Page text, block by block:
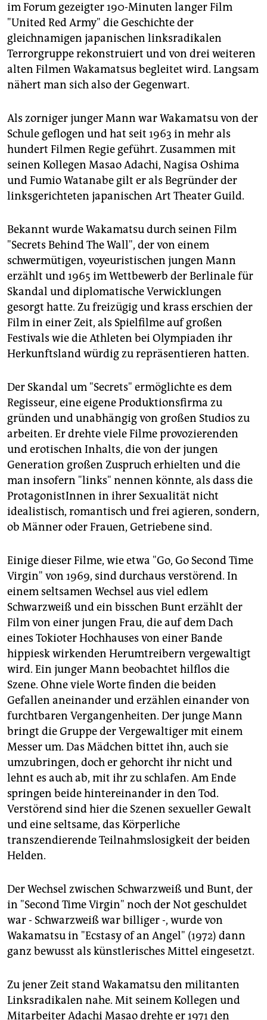
im Forum gezeigter 190-Minuten langer Film
"United Red Army" die Geschichte der
gleichnamigen japanischen linksradikalen
Terrorgruppe rekonstruiert und von drei weiteren
alten Filmen Wakamatsus begleitet wird. Langsam
nähert man sich also der Gegenwart.
Als zorniger junger Mann war Wakamatsu von der
Schule geflogen und hat seit 1963 in mehr als
hundert Filmen Regie geführt. Zusammen mit
seinen Kollegen Masao Adachi, Nagisa Oshima
und Fumio Watanabe gilt er als Begründer der
linksgerichteten japanischen Art Theater Guild.
Bekannt wurde Wakamatsu durch seinen Film
"Secrets Behind The Wall", der von einem
schwermütigen, voyeuristischen jungen Mann
erzählt und 1965 im Wettbewerb der Berlinale für
Skandal und diplomatische Verwicklungen
gesorgt hatte. Zu freizügig und krass erschien der
Film in einer Zeit, als Spielfilme auf großen
Festivals wie die Athleten bei Olympiaden ihr
Herkunftsland würdig zu repräsentieren hatten.
Der Skandal um "Secrets" ermöglichte es dem
Regisseur, eine eigene Produktionsfirma zu
gründen und unabhängig von großen Studios zu
arbeiten. Er drehte viele Filme provozierenden
und erotischen Inhalts, die von der jungen
Generation großen Zuspruch erhielten und die
man insofern "links" nennen könnte, als dass die
ProtagonistInnen in ihrer Sexualität nicht
idealistisch, romantisch und frei agieren, sondern,
ob Männer oder Frauen, Getriebene sind.
Einige dieser Filme, wie etwa "Go, Go Second Time
Virgin" von 1969, sind durchaus verstörend. In
einem seltsamen Wechsel aus viel edlem
Schwarzweiß und ein bisschen Bunt erzählt der
Film von einer jungen Frau, die auf dem Dach
eines Tokioter Hochhauses von einer Bande
hippiesk wirkenden Herumtreibern vergewaltigt
wird. Ein junger Mann beobachtet hilflos die
Szene. Ohne viele Worte finden die beiden
Gefallen aneinander und erzählen einander von
furchtbaren Vergangenheiten. Der junge Mann
bringt die Gruppe der Vergewaltiger mit einem
Messer um. Das Mädchen bittet ihn, auch sie
umzubringen, doch er gehorcht ihr nicht und
lehnt es auch ab, mit ihr zu schlafen. Am Ende
springen beide hintereinander in den Tod.
Verstörend sind hier die Szenen sexueller Gewalt
und eine seltsame, das Körperliche
transzendierende Teilnahmslosigkeit der beiden
Helden.
Der Wechsel zwischen Schwarzweiß und Bunt, der
in "Second Time Virgin" noch der Not geschuldet
war - Schwarzweiß war billiger -, wurde von
Wakamatsu in "Ecstasy of an Angel" (1972) dann
ganz bewusst als künstlerisches Mittel eingesetzt.
Zu jener Zeit stand Wakamatsu den militanten
Linksradikalen nahe. Mit seinem Kollegen und
Mitarbeiter Adachi Masao drehte er 1971 den